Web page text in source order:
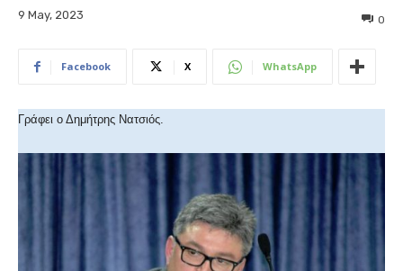
9 May, 2023 0
Facebook X WhatsApp
Γράφει ο Δημήτρης Νατσιός.